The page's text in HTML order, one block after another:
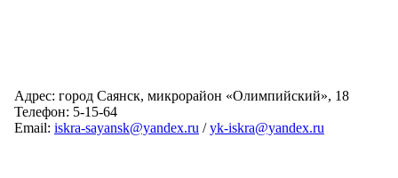
Адрес: город Саянск, микрорайон «Олимпийский», 18
Телефон: 5-15-64
Email: iskra-sayansk@yandex.ru /yk-iskra@yandex.ru